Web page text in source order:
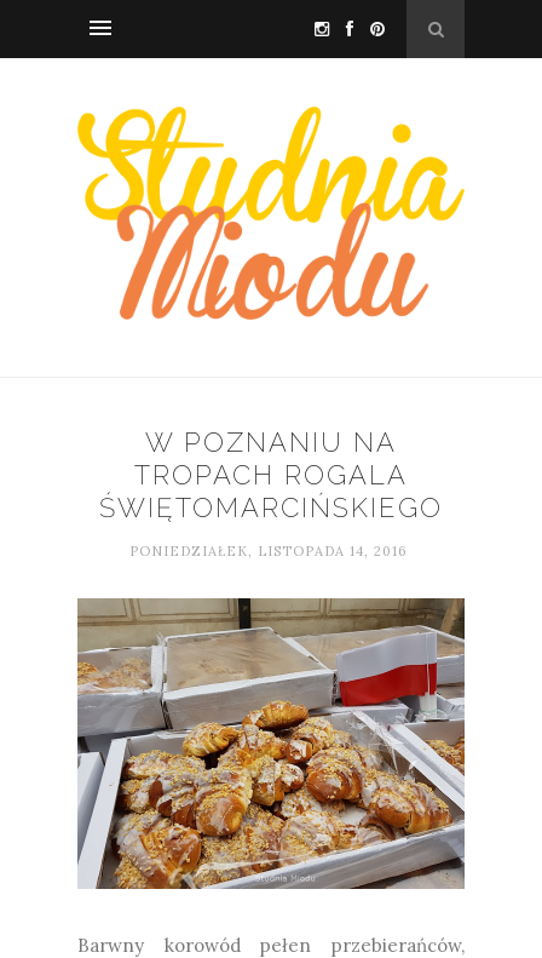
W POZNANIU NA
TROPACH ROGALA
ŚWIĘTOMARCIŃSKIEGO
PONIEDZIAŁEK, LISTOPADA 14, 2016
Barwny korowód pełen przebierańców,